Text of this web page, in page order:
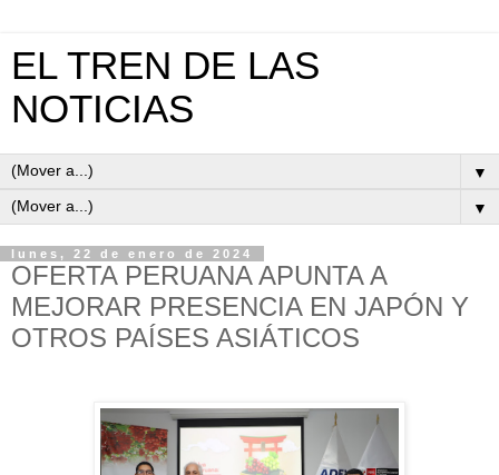
EL TREN DE LAS
NOTICIAS
▼
▼
lunes, 22 de enero de 2024
OFERTA PERUANA APUNTA A
MEJORAR PRESENCIA EN JAPÓN Y
OTROS PAÍSES ASIÁTICOS